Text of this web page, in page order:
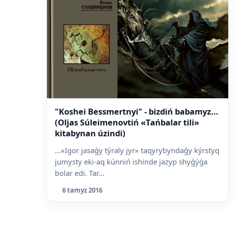
"Koshei Bessmertnyi" - bizdiń babamyz...
(Oljas Súleimenovtiń «Tańbalar tili»
kitabynan úzindi)
...«Igor jasaǵy týraly jyr» taqyrybyndaǵy kýrstyq
jumysty eki-aq kúnniń ishinde jazyp shyǵýǵa
bolar edi. Tar...
6 tamyz 2016